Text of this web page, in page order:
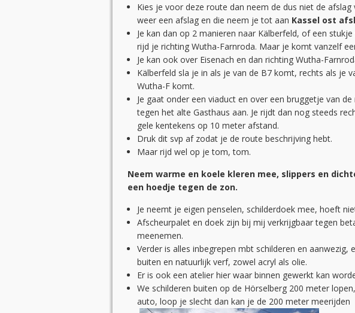
Kies je voor deze route dan neem de dus niet de
weer een afslag en die neem je tot aan Kassel ost
Je kan dan op 2 manieren naar Kälberfeld, of een
rijd je richting Wutha-Farnroda. Maar je komt vanzelf
Je kan ook over Eisenach en dan richting Wutha-
Kälberfeld sla je in als je van de B7 komt, rechts als je
Wutha-F komt.
Je gaat onder een viaduct en over een bruggetje van
tegen het alte Gasthaus aan. Je rijdt dan nog steeds
gele kentekens op 10 meter afstand.
Druk dit svp af zodat je de route beschrijving hebt.
Maar rijd wel op je tom, tom.
Neem warme en koele kleren mee, slippers en
een hoedje tegen de zon.
Je neemt je eigen penselen, schilderdoek mee, hoeft
Afscheurpalet en doek zijn bij mij verkrijgbaar tegen
meenemen.
Verder is alles inbegrepen mbt schilderen en
buiten en natuurlijk verf, zowel acryl als olie.
Er is ook een atelier hier waar binnen gewerkt kan
We schilderen buiten op de Hörselberg 200 meter
auto, loop je slecht dan kan je de 200 meter meerijden